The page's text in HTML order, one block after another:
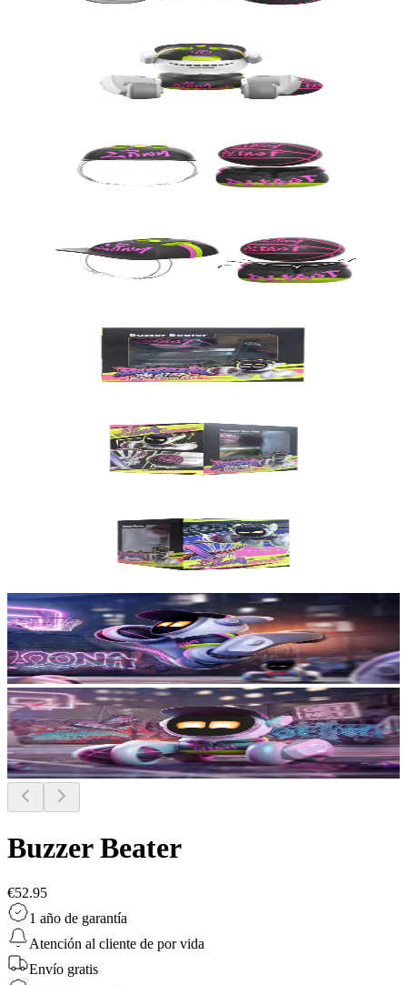
Buzzer Beater
€52.95
1 año de garantía
Atención al cliente de por vida
Envío gratis